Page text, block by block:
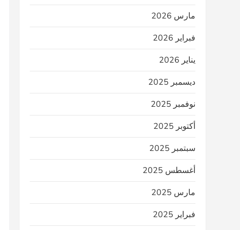
مارس 2026
فبراير 2026
يناير 2026
ديسمبر 2025
نوفمبر 2025
أكتوبر 2025
سبتمبر 2025
أغسطس 2025
مارس 2025
فبراير 2025